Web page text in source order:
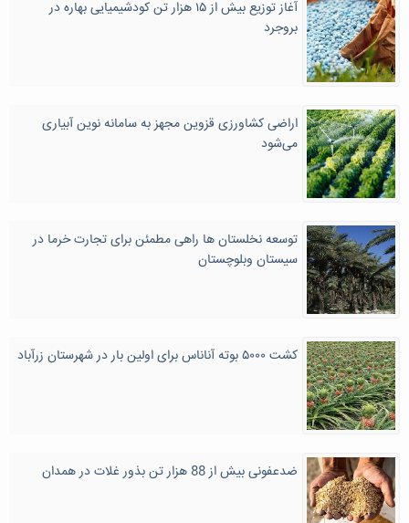
آغاز توزیع بیش از ۱۵ هزار تن کودشیمیایی بهاره در
بروجرد
اراضی کشاورزی قزوین مجهز به سامانه نوین آبیاری
می‌شود
توسعه نخلستان ها راهی مطمئن برای تجارت خرما در
سیستان وبلوچستان
کشت ۵۰۰۰ بوته آناناس برای اولین بار در شهرستان زرآباد
ضدعفونی بیش از 88 هزار تن بذور غلات در همدان